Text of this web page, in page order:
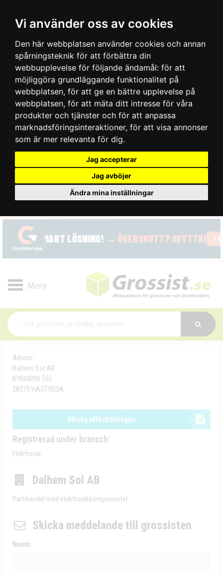
Vi använder oss av cookies
Den här webbplatsen använder cookies och annan
spårningsteknik för att förbättra din
webbupplevelse för följande ändamål: för att
möjliggöra grundläggande funktionalitet på
webbplatsen, för att ge en bättre upplevelse på
webbplatsen, för att mäta ditt intresse för våra
produkter och tjänster och för att anpassa
marknadsföringsinteraktioner, för att visa annonser
som är mer relevanta för dig.
Jag accepterar
Jag avböjer
Ändra mina inställningar
Toggle
Adress:
Dalhem Sol AB
KYRKBYN 555
28275 HÄSTVEDA
Skicka offertförfrågan
Registrerad under bransch:
Elektronik
Dalhem Sol AB
Partihandel med elektronikkomponenter
Skicka meddelande till grossisten
Namn: